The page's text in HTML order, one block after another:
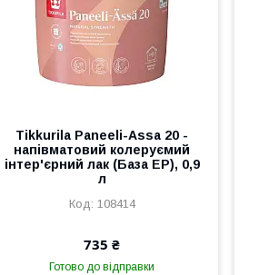
Tikkurila Paneeli-Assa 20 -
напівматовий колеруємий
інтер'єрний лак (База EP), 0,9
л
108414
735 ₴
Готово до відправки